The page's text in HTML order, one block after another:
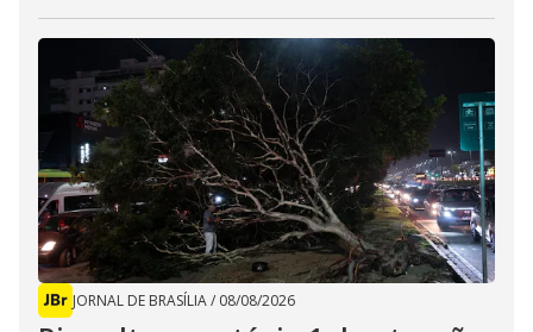
JORNAL DE BRASÍLIA/ 08/08/2026